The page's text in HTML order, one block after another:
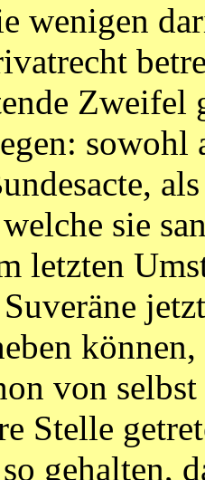
wenigen
Zweifel
sowohl
sie
letzten
von
Stelle
gehalten,